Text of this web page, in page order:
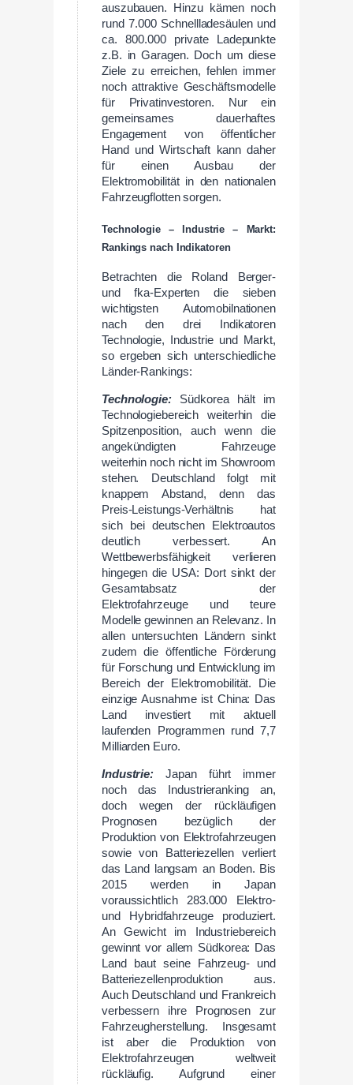
auszubauen. Hinzu kämen noch
rund 7.000 Schnellladesäulen und
ca. 800.000 private Ladepunkte
z.B. in Garagen. Doch um diese
Ziele zu erreichen, fehlen immer
noch attraktive Geschäftsmodelle
für Privatinvestoren. Nur ein
gemeinsames dauerhaftes
Engagement von öffentlicher
Hand und Wirtschaft kann daher
für einen Ausbau der
Elektromobilität in den nationalen
Fahrzeugflotten sorgen.
Technologie – Industrie – Markt:
Rankings nach Indikatoren
Betrachten die Roland Berger-
und fka-Experten die sieben
wichtigsten Automobilnationen
nach den drei Indikatoren
Technologie, Industrie und Markt,
so ergeben sich unterschiedliche
Länder-Rankings:
Technologie:
Südkorea hält im
Technologiebereich weiterhin die
Spitzenposition, auch wenn die
angekündigten Fahrzeuge
weiterhin noch nicht im Showroom
stehen. Deutschland folgt mit
knappem Abstand, denn das
Preis-Leistungs-Verhältnis hat
sich bei deutschen Elektroautos
deutlich verbessert. An
Wettbewerbsfähigkeit verlieren
hingegen die USA: Dort sinkt der
Gesamtabsatz der
Elektrofahrzeuge und teure
Modelle gewinnen an Relevanz. In
allen untersuchten Ländern sinkt
zudem die öffentliche Förderung
für Forschung und Entwicklung im
Bereich der Elektromobilität. Die
einzige Ausnahme ist China: Das
Land investiert mit aktuell
laufenden Programmen rund 7,7
Milliarden Euro.
Industrie:
Japan führt immer
noch das Industrieranking an,
doch wegen der rückläufigen
Prognosen bezüglich der
Produktion von Elektrofahrzeugen
sowie von Batteriezellen verliert
das Land langsam an Boden. Bis
2015 werden in Japan
voraussichtlich 283.000 Elektro-
und Hybridfahrzeuge produziert.
An Gewicht im Industriebereich
gewinnt vor allem Südkorea: Das
Land baut seine Fahrzeug- und
Batteriezellenproduktion aus.
Auch Deutschland und Frankreich
verbessern ihre Prognosen zur
Fahrzeugherstellung. Insgesamt
ist aber die Produktion von
Elektrofahrzeugen weltweit
rückläufig. Aufgrund einer